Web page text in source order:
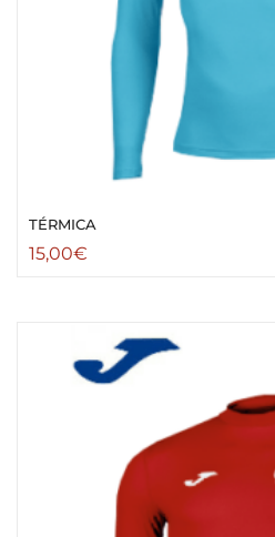
TÉRMICA
15,00€